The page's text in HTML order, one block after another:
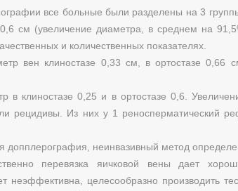
все больные были разделены на 3
см (увеличение диаметра, в среднем на
и количественных показателях.
вен клиностазе 0,33 см, в ортостазе 0,66
в клиностазе 0,25 и в ортостазе 0,6.
рецидивы. Из них у 1
допплерография, неинвазивный метод
перевязка яичковой вены дает
целесообразно производить